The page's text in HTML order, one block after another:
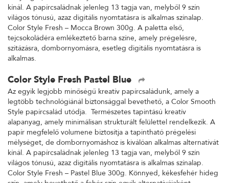
kínál. A papírcsaládnak jelenleg 13 tagja van, melyből 9 szín
világos tónusú, azaz digitális nyomtatásra is alkalmas színalap.
Color Style Fresh – Mocca Brown 300g. A paletta első,
tejcsokoládéra emlékeztető barna színe, amely prégelésre,
szitázásra, dombornyomásra, esetleg digitális nyomtatásra is
alkalmas.
Color Style Fresh Pastel Blue
Az egyik legjobb minőségű kreatív papírcsaládunk, amely a
legtöbb technológiánál biztonsággal bevethető, a Color Smooth
Style papírcsalád utódja. Természetes tapintású kreatív
alapanyag, amely minimálisan strukturált felülettel rendelkezik. A
papír megfelelő volumene biztosítja a tapintható prégelési
mélységet, de dombornyomáshoz is kiválóan alkalmas alternatívát
kínál. A papírcsaládnak jelenleg 13 tagja van, melyből 9 szín
világos tónusú, azaz digitális nyomtatásra is alkalmas színalap.
Color Style Fresh – Pastel Blue 300g. Könnyed, kékesfehér hideg